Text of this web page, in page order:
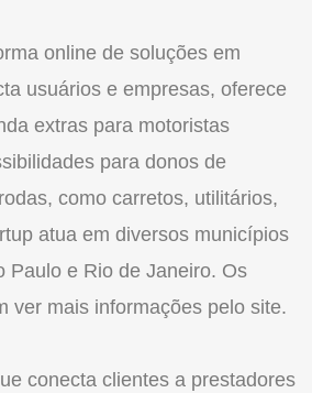
online de soluções em
usuários e empresas, oferece
extras para motoristas
para donos de
como carretos, utilitários,
atua em diversos municípios
Paulo e Rio de Janeiro. Os
ver mais informações pelo site.
conecta clientes a prestadores